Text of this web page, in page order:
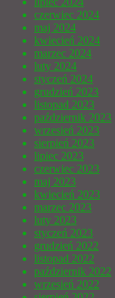
czerwiec 2024
maj 2024
kwiecień 2024
marzec 2024
luty 2024
styczeń 2024
grudzień 2023
listopad 2023
październik 2023
wrzesień 2023
sierpień 2023
lipiec 2023
czerwiec 2023
maj 2023
kwiecień 2023
marzec 2023
luty 2023
styczeń 2023
grudzień 2022
listopad 2022
październik 2022
wrzesień 2022